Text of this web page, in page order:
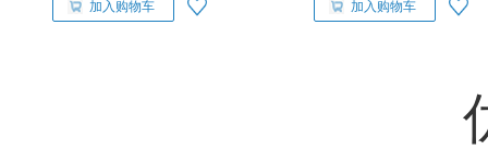
加入购物车 加入购物车